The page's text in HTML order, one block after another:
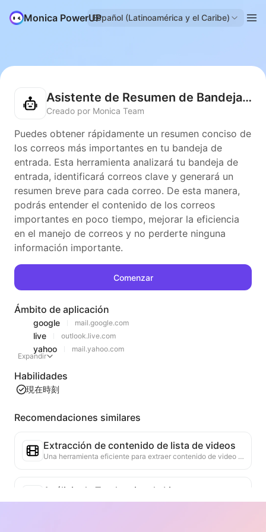
Monica PowerUPEspañol (Latinoamérica y el Caribe)
Asistente de Resumen de Bandeja de Entrada
Creado por Monica Team
Puedes obtener rápidamente un resumen conciso de
los correos más importantes en tu bandeja de
entrada. Esta herramienta analizará tu bandeja de
entrada, identificará correos clave y generará un
resumen breve para cada correo. De esta manera,
podrás entender el contenido de los correos
importantes en poco tiempo, mejorar la eficiencia
en el manejo de correos y no perderte ninguna
información importante.
Comenzar
Ámbito de aplicación
google mail.google.com
live outlook.live.com
yahoo
mail.yahoo.com
Expandir
Habilidades
現在時刻
Recomendaciones similares
Extracción de contenido de lista de videos
Una herramienta eficiente para extraer contenido de video de páginas web, capaz de escanear rápidamente las páginas y organizar la información del video en una tabla estructurada en Markdown.
Análisis de Tendencias de Listas
Analiza los datos de las listas actuales de la página, generando informes de tendencias. Identifica categorías populares, tipos de productos en rápido ascenso y tecnologías emergentes. Proporciona información de mercado instantánea para ayudarte a comprender las últimas tendencias de productos y movimientos del mercado.